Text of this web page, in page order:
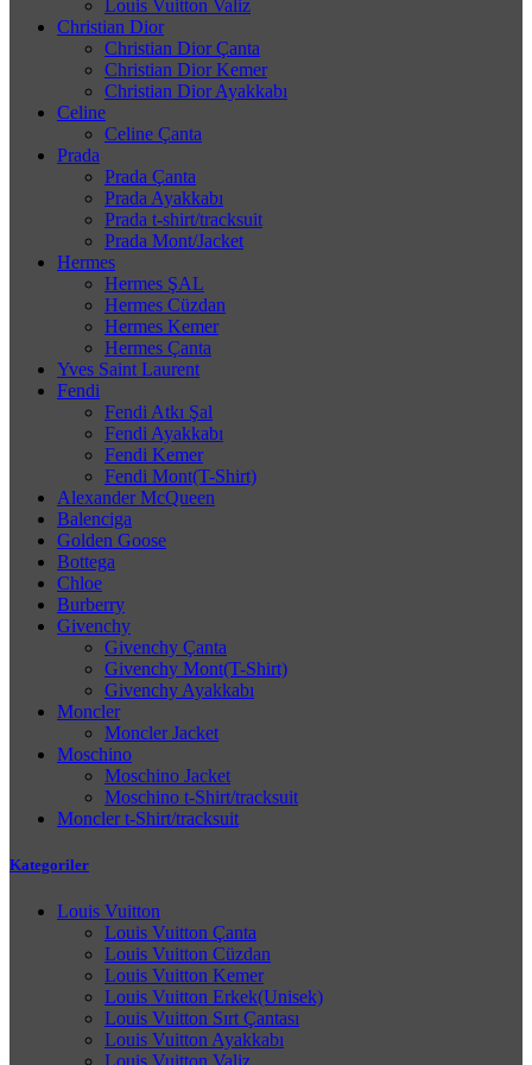
Louis Vuitton Valiz
Christian Dior
Christian Dior Çanta
Christian Dior Kemer
Christian Dior Ayakkabı
Celine
Celine Çanta
Prada
Prada Çanta
Prada Ayakkabı
Prada t-shirt/tracksuit
Prada Mont/Jacket
Hermes
Hermes ŞAL
Hermes Cüzdan
Hermes Kemer
Hermes Çanta
Yves Saint Laurent
Fendi
Fendi Atkı Şal
Fendi Ayakkabı
Fendi Kemer
Fendi Mont(T-Shirt)
Alexander McQueen
Balenciga
Golden Goose
Bottega
Chloe
Burberry
Givenchy
Givenchy Çanta
Givenchy Mont(T-Shirt)
Givenchy Ayakkabı
Moncler
Moncler Jacket
Moschino
Moschino Jacket
Moschino t-Shirt/tracksuit
Moncler t-Shirt/tracksuit
Kategoriler
Louis Vuitton
Louis Vuitton Çanta
Louis Vuitton Cüzdan
Louis Vuitton Kemer
Louis Vuitton Erkek(Unisek)
Louis Vuitton Sırt Çantası
Louis Vuitton Ayakkabı